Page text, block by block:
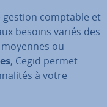
comptable et
besoins variés des
ou
, Cegid permet
à votre